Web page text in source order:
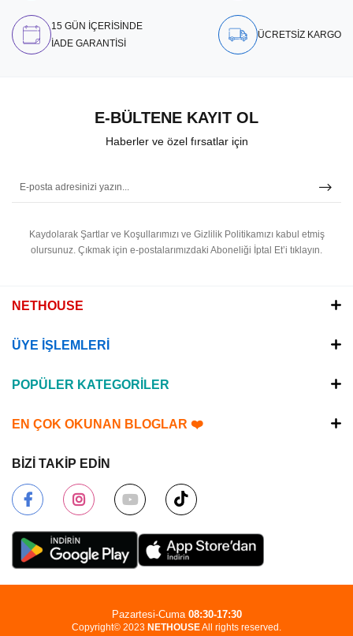
15 GÜN İÇERİSİNDE
İADE GARANTİSİ
ÜCRETSİZ KARGO
E-BÜLTENE KAYIT OL
Haberler ve özel fırsatlar için
Kaydolarak Şartlar ve Koşullarımızı ve Gizlilik Politikamızı kabul etmiş
olursunuz. Çıkmak için e-postalarımızdaki Aboneliği İptal Et’i tıklayın.
NETHOUSE
ÜYE İŞLEMLERİ
POPÜLER KATEGORİLER
EN ÇOK OKUNAN BLOGLAR ❤️
BİZİ TAKİP EDİN
Copyright© 2023 NETHOUSEAll rights reserved.
Pazartesi-Cuma 08:30-17:30